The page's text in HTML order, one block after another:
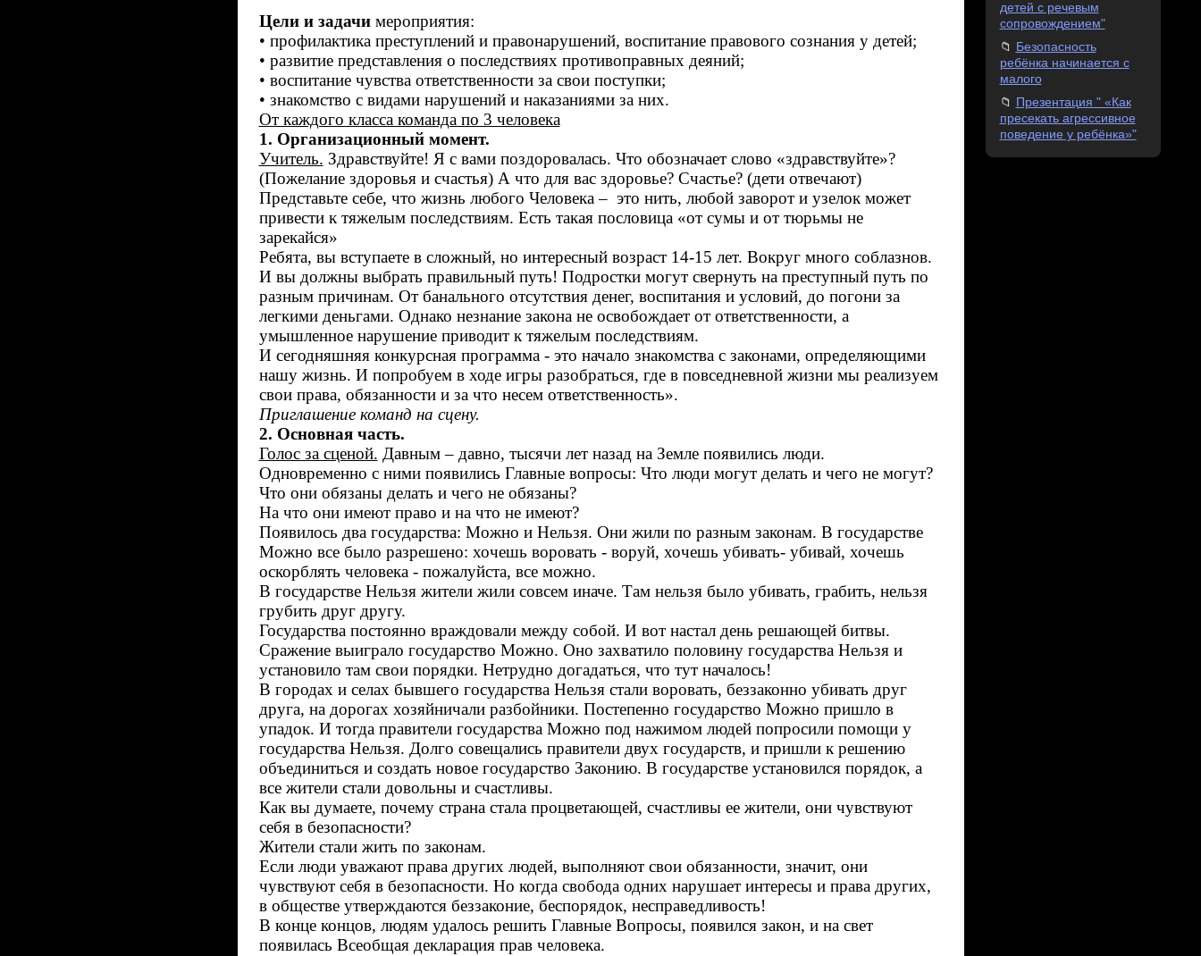
Цели и задачимероприятия:
• профилактика преступлений и правонарушений, воспитание правового сознания у детей;
• развитие представления о последствиях противоправных деяний;
• воспитание чувства ответственности за свои поступки;
• знакомство с видами нарушений и наказаниями за них.
От каждого класса команда по 3 человека
1. Организационный момент.
Учитель. Здравствуйте! Я с вами поздоровалась. Что обозначает слово «здравствуйте»?
(Пожелание здоровья и счастья) А что для вас здоровье? Счастье? (дети отвечают)
Представьте себе, что жизнь любого Человека – это нить, любой заворот и узелок может
привести к тяжелым последствиям. Есть такая пословица «от сумы и от тюрьмы не
зарекайся»
Ребята, вы вступаете в сложный, но интересный возраст 14-15 лет. Вокруг много соблазнов.
И вы должны выбрать правильный путь! Подростки могут свернуть на преступный путь по
разным причинам. От банального отсутствия денег, воспитания и условий, до погони за
легкими деньгами. Однако незнание закона не освобождает от ответственности, а
умышленное нарушение приводит к тяжелым последствиям.
И сегодняшняя конкурсная программа - это начало знакомства с законами, определяющими
нашу жизнь. И попробуем в ходе игры разобраться, где в повседневной жизни мы реализуем
свои права, обязанности и за что несем ответственность».
Приглашение команд на сцену.
2. Основная часть.
Голос за сценой. Давным – давно, тысячи лет назад на Земле появились люди.
Одновременно с ними появились Главные вопросы: Что люди могут делать и чего не могут?
Что они обязаны делать и чего не обязаны?
На что они имеют право и на что не имеют?
Появилось два государства: Можно и Нельзя. Они жили по разным законам. В государстве
Можно все было разрешено: хочешь воровать - воруй, хочешь убивать- убивай, хочешь
оскорблять человека - пожалуйста, все можно.
В государстве Нельзя жители жили совсем иначе. Там нельзя было убивать, грабить, нельзя
грубить друг другу.
Государства постоянно враждовали между собой. И вот настал день решающей битвы.
Сражение выиграло государство Можно. Оно захватило половину государства Нельзя и
установило там свои порядки. Нетрудно догадаться, что тут началось!
В городах и селах бывшего государства Нельзя стали воровать, беззаконно убивать друг
друга, на дорогах хозяйничали разбойники. Постепенно государство Можно пришло в
упадок. И тогда правители государства Можно под нажимом людей попросили помощи у
государства Нельзя. Долго совещались правители двух государств, и пришли к решению
объединиться и создать новое государство Законию. В государстве установился порядок, а
все жители стали довольны и счастливы.
Как вы думаете, почему страна стала процветающей, счастливы ее жители, они чувствуют
себя в безопасности?
Жители стали жить по законам.
Если люди уважают права других людей, выполняют свои обязанности, значит, они
чувствуют себя в безопасности. Но когда свобода одних нарушает интересы и права других,
в обществе утверждаются беззаконие, беспорядок, несправедливость!
В конце концов, людям удалось решить Главные Вопросы, появился закон, и на свет
появилась Всеобщая декларация прав человека.
детей с речевым
сопровождением"
Безопасность
ребёнка начинается с
малого
Презентация " «Как
пресекать агрессивное
поведение у ребёнка»"